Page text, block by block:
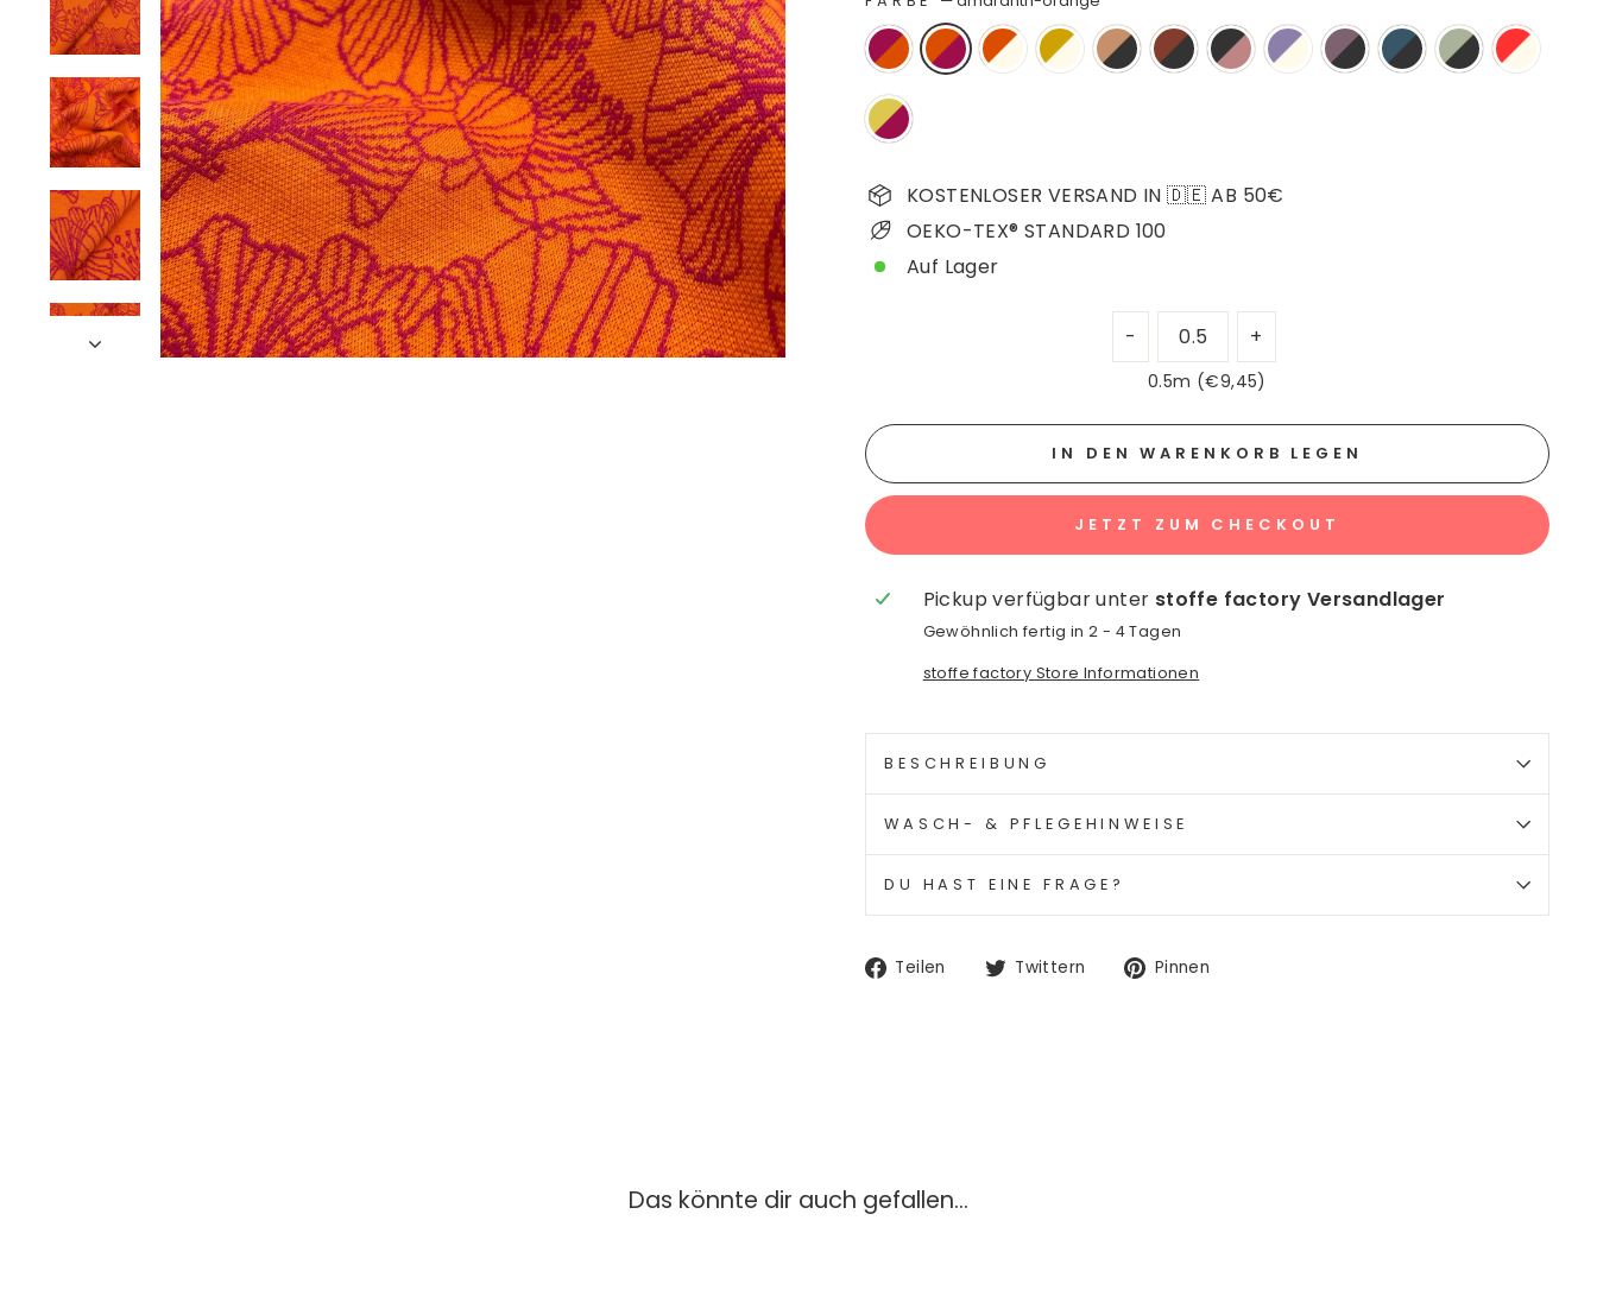
KOSTENLOSER VERSAND IN 🇩🇪 AB 50€
OEKO-TEX® STANDARD 100
Auf Lager
0.5m (€9,45)
IN DEN WARENKORB LEGEN
JETZT ZUM CHECKOUT
Pickup verfügbar unter stoffe factory Versandlager
Gewöhnlich fertig in 2 - 4 Tagen
stoffe factory Store Informationen
BESCHREIBUNG
WASCH- & PFLEGEHINWEISE
DU HAST EINE FRAGE?
Teilen
Auf
Twittern
Auf
Pinnen
Das könnte dir auch gefallen...